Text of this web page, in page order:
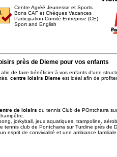
Centre Agréé Jeunesse et Sports
Bons CAF et Chèques Vacances
Participation Comité Entreprise (CE)
Sport and English
près de Dieme pour vos enfants
afin de faire bénéficier à vos enfants d'une
centre loisirs Dieme est idéal afin de profiter
de loisirs du tennis Club de POntcharra
jorkyball, jeux aquatiques, trampoline,
tennis club de Pontcharra sur Turdine près de
esprit de convivialité et une ambiance